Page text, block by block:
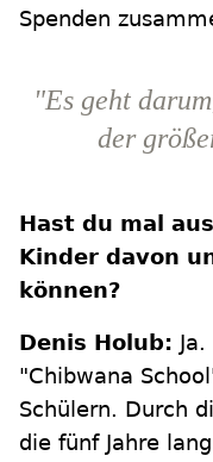
Spenden
"Es geht
der
Hast du mal
Kinder davon
können?
Denis Holub:
"Chibwana
Schülern. Durch
die fünf Jahre